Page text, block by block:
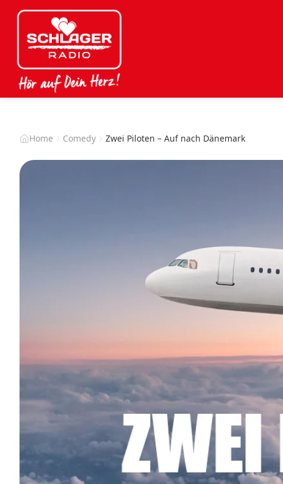
Home Comedy Zwei Piloten – Auf nach Dänemark